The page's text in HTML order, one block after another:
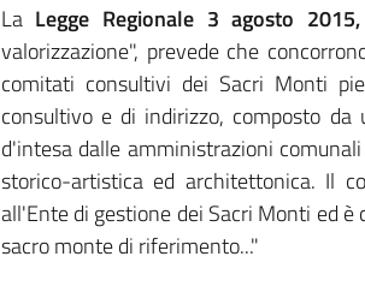
La Legge Regionale 3 agosto
valorizzazione", prevede che
comitati consultivi dei Sacri Monti
consultivo e di indirizzo, composto
d'intesa dalle amministrazioni
storico-artistica ed architettonica. Il
all'Ente di gestione dei Sacri Monti ed
sacro monte di riferimento..."